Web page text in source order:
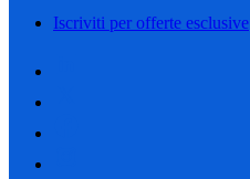
Iscriviti per offerte esclusive